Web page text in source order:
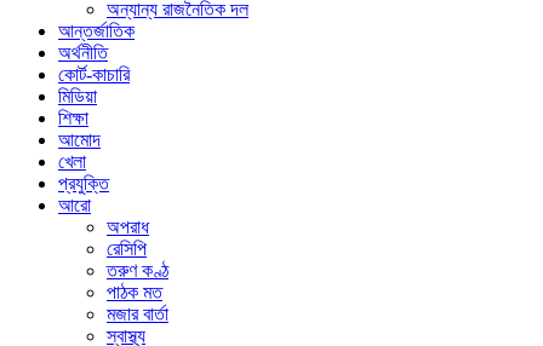
অন্যান্য রাজনৈতিক দল
আন্তর্জাতিক
অর্থনীতি
কোর্ট-কাচারি
মিডিয়া
শিক্ষা
আমোদ
খেলা
প্রযুক্তি
আরো
অপরাধ
রেসিপি
তরুণ কণ্ঠ
পাঠক মত
মজার বার্তা
স্বাস্থ্য